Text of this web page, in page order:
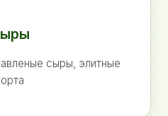
сыры, элитные